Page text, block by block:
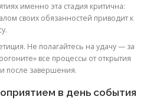
именно эта стадия критична:
своих обязанностей приводит к
Не полагайтесь на удачу — за
все процессы от открытия
после завершения.
в день события